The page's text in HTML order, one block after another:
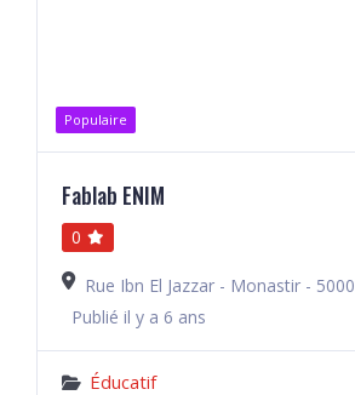
Populaire
Fablab ENIM
0
Rue Ibn El Jazzar - Monastir - 5000
Publié il y a 6 ans
Éducatif